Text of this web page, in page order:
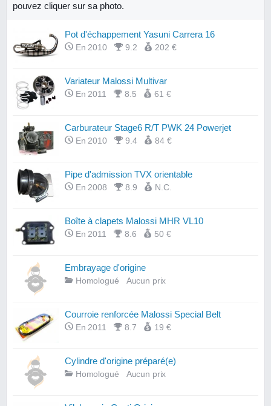
pouvez cliquer sur sa photo.
Pot d'échappement Yasuni Carrera 16
En 2010 9.2 202 €
Variateur Malossi Multivar
En 2011 8.5 61 €
Carburateur Stage6 R/T PWK 24 Powerjet
En 2010 9.4 84 €
Pipe d'admission TVX orientable
En 2008 8.9 N.C.
Boîte à clapets Malossi MHR VL10
En 2011 8.6 50 €
Embrayage d'origine
Homologué Aucun prix
Courroie renforcée Malossi Special Belt
En 2011 8.7 19 €
Cylindre d'origine préparé(e)
Homologué Aucun prix